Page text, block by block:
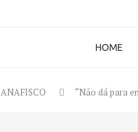
HOME
ANAFISCO “Não dá para